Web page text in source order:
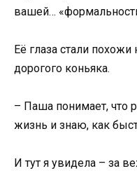
вашей…
Её глаза стали
дорогого коньяка.
– Паша понимает, что
жизнь и знаю, как
И тут я увидела – за